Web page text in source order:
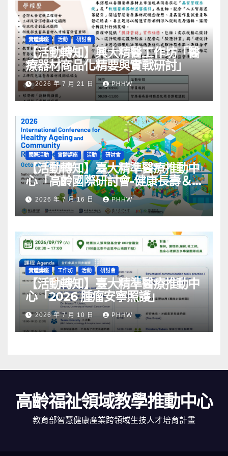
實體講座 活動 研討會
【活動轉知】興大精醫工作坊「醫
療器材商品化精要與實戰研討」
2026 年 7 月 21 日 PHHW
國際活動 實體講座 活動 研討會
【活動轉知】臺大精準醫療推動中
心「高齡國際研討會-健康長壽＆
社區韌性」
2026 年 7 月 16 日 PHHW
實體講座 工作坊 活動 研討會
【活動轉知】臺大精準醫療推動中
心「2026 腫瘤安寧照護」
2026 年 7 月 10 日 PHHW
高齡福祉領域教學推動中心
教育部智慧健康產業跨領域生技人才培育計畫